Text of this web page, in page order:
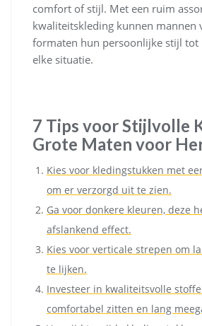
comfort of stijl. Met een ruim
kwaliteitskleding kunnen mannen
formaten hun persoonlijke stijl tot
elke situatie.
7 Tips voor Stijlvolle
Grote Maten voor
Kies voor kledingstukken met
om er verzorgd uit te zien.
Ga voor donkere kleuren, deze
afslankend effect.
Kies voor verticale strepen om
te lijken.
Investeer in kwaliteitsvolle
comfortabel zitten en lang